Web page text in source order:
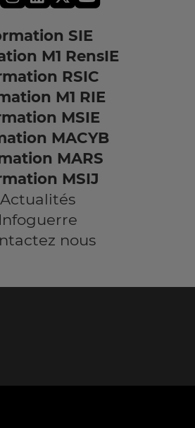
SIE
M1 RensIE
RSIC
M1 RIE
MSIE
MACYB
MARS
MSIJ
Actualités
Infoguerre
nous